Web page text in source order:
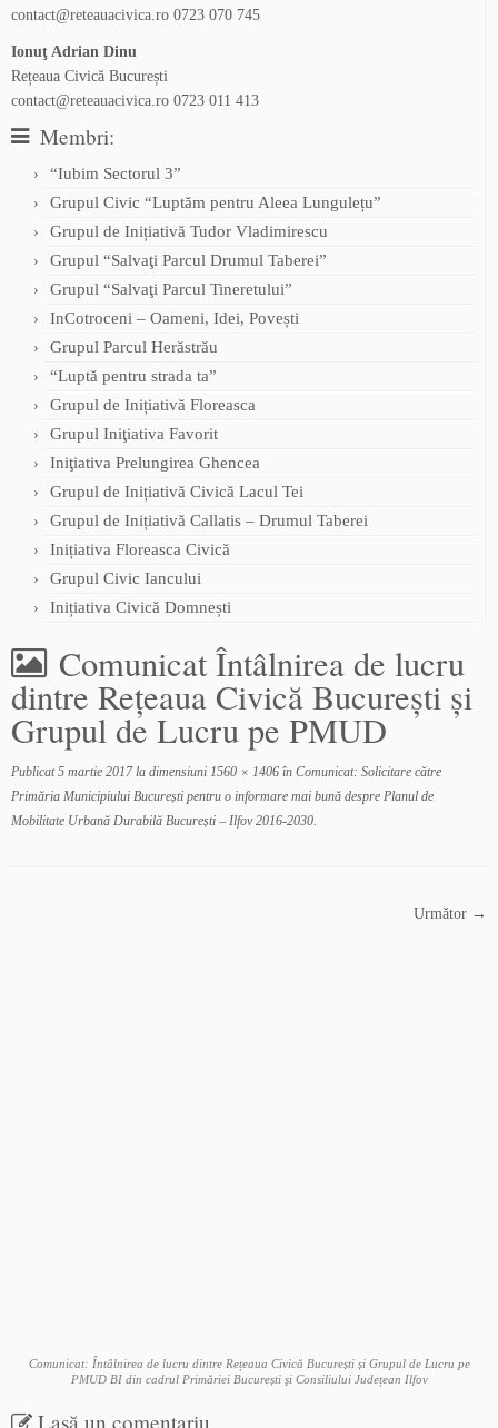
contact@reteauacivica.ro 0723 070 745
Ionuţ Adrian Dinu
Rețeaua Civică București
contact@reteauacivica.ro 0723 011 413
Membri:
“Iubim Sectorul 3”
Grupul Civic “Luptăm pentru Aleea Lungulețu”
Grupul de Inițiativă Tudor Vladimirescu
Grupul “Salvaţi Parcul Drumul Taberei”
Grupul “Salvaţi Parcul Tineretului”
InCotroceni – Oameni, Idei, Povești
Grupul Parcul Herăstrău
“Luptă pentru strada ta”
Grupul de Inițiativă Floreasca
Grupul Iniţiativa Favorit
Iniţiativa Prelungirea Ghencea
Grupul de Inițiativă Civică Lacul Tei
Grupul de Inițiativă Callatis – Drumul Taberei
Inițiativa Floreasca Civică
Grupul Civic Iancului
Inițiativa Civică Domnești
Comunicat Întâlnirea de lucru
dintre Rețeaua Civică București și
Grupul de Lucru pe PMUD
Publicat 5 martie 2017la dimensiuni 1560 × 1406 în Comunicat: Solicitare către
Primăria Municipiului București pentru o informare mai bună despre Planul de
Mobilitate Urbană Durabilă București – Ilfov 2016-2030.
Următor →
Comunicat: Întâlnirea de lucru dintre Rețeaua Civică București și Grupul de Lucru pe
PMUD BI din cadrul Primăriei București şi Consiliului Județean Ilfov
Lasă un comentariu